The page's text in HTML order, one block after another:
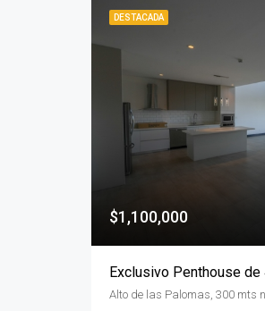
DESTACADA
$1,100,000